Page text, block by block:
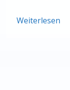
Weiterlesen